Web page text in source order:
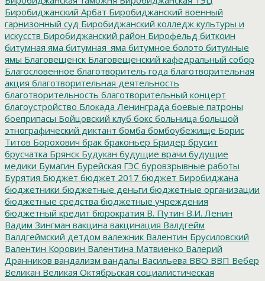
Биробиджанский Арбат Биробиджанский военный
гарнизонный суд Биробиджанский колледж культуры и
искусств Биробиджанский район Бирофельд биткоин
битумная яма битумная_яма битумное болото битумные
ямы Благовещенск Благовещенский кафедральный собор
Благословенное благотворитель года благотворительная
акция благотворительная деятельность
благотворительность благотворительный концерт
благоустройство Блокада Ленинграда боевые патроны
боеприпасы Бойцовский клуб бокс больница большой
этнографический диктант бомба бомбоубежище Борис
Титов Борохович брак браконьер Бридер брусит
брусчатка Брянск Будукан будущие врачи будущие
медики Бумагин Бурейская ГЭС буровзрывные работы
Бурятия Бюджет бюджет 2017 бюджет Биробиджана
бюджетники бюджетные деньги бюджетные организации
бюджетные средства бюджетные учреждения
бюджетный кредит бюрократия В. Путин В.И. Ленин
Вадим Зингман вакцина вакцинация Валдгейм
Валдгеймский детдом валежник Валентин Брусиловский
Валентин Коровин Валентина Матвиенко Валерий
Дранников вандализм вандалы Васильева ВВО ВВП Вебер
Великан Великая Октябрьская социалистическая